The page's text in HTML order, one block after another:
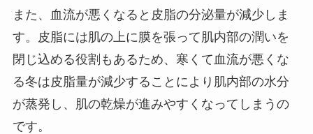
また、血流が悪くなると皮脂の分泌量が減少しま
す。皮脂には肌の上に膜を張って肌内部の潤いを
閉じ込める役割もあるため、寒くて血流が悪くな
る冬は皮脂量が減少することにより肌内部の水分
が蒸発し、肌の乾燥が進みやすくなってしまうの
です。